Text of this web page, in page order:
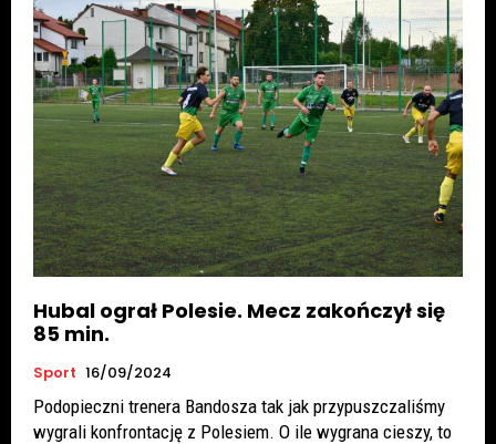
Hubal ograł Polesie. Mecz zakończył się
85 min.
Sport 16/09/2024
Podopieczni trenera Bandosza tak jak przypuszczaliśmy
wygrali konfrontację z Polesiem. O ile wygrana cieszy, to